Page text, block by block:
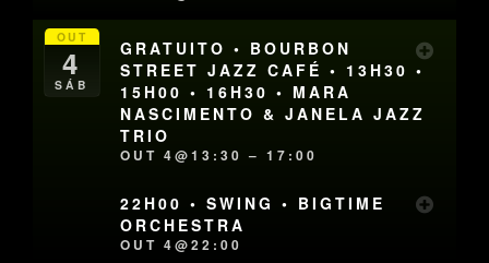
OUT
4
SÁB
GRATUITO • BOURBON
STREET JAZZ CAFÉ • 13H30 •
15H00 • 16H30 • MARA
NASCIMENTO & JANELA JAZZ
TRIO
OUT 4@13:30 – 17:00
22H00 • SWING • BIGTIME
ORCHESTRA
OUT 4@22:00